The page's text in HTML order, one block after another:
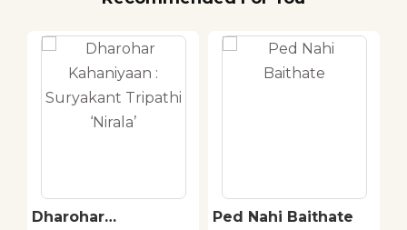
Dharohar
Ped Nahi Baithate